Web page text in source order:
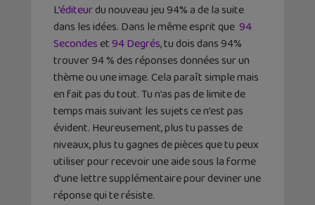
L’éditeurdu nouveau jeu 94% a de la suite
dans les idées. Dans le même esprit que 94
Secondes et94 Degrés, tu dois dans 94%
trouver 94 % des réponses données sur un
thème ou une image. Cela paraît simple mais
en fait pas du tout. Tu n’as pas de limite de
temps mais suivant les sujets ce n’est pas
évident. Heureusement, plus tu passes de
niveaux, plus tu gagnes de pièces que tu peux
utiliser pour recevoir une aide sous la forme
d’une lettre supplémentaire pour deviner une
réponse qui te résiste.